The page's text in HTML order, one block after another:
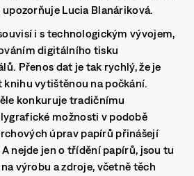
Lucia Blanáriková.
i s technologickým vývojem,
digitálního tisku
Přenos dat je tak rychlý, že je
vytištěnou na počkání.
konkuruje tradičnímu
možnosti v podobě
úprav papírů přinášejí
nejde jen o třídění papírů, jsou tu
výrobu a zdroje, včetně těch